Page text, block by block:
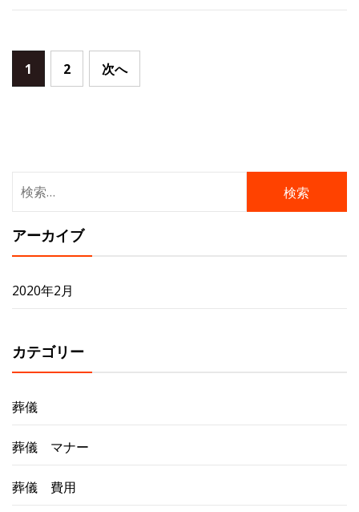
投
ゲ
ー
シ
ョ
ン
1 2 次へ
索:
アーカイブ
2020年2月
カテゴリー
葬儀
葬儀 マナー
葬儀 費用